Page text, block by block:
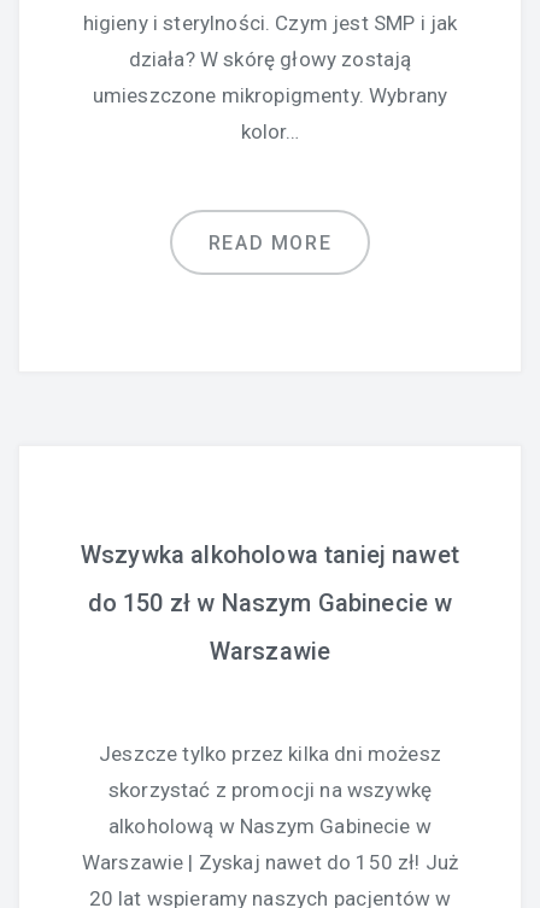
higieny i sterylności. Czym jest SMP i jak
działa? W skórę głowy zostają
umieszczone mikropigmenty. Wybrany
kolor…
READ MORE
Wszywka alkoholowa taniej nawet
do 150 zł w Naszym Gabinecie w
Warszawie
Jeszcze tylko przez kilka dni możesz
skorzystać z promocji na wszywkę
alkoholową w Naszym Gabinecie w
Warszawie | Zyskaj nawet do 150 zł! Już
20 lat wspieramy naszych pacjentów w